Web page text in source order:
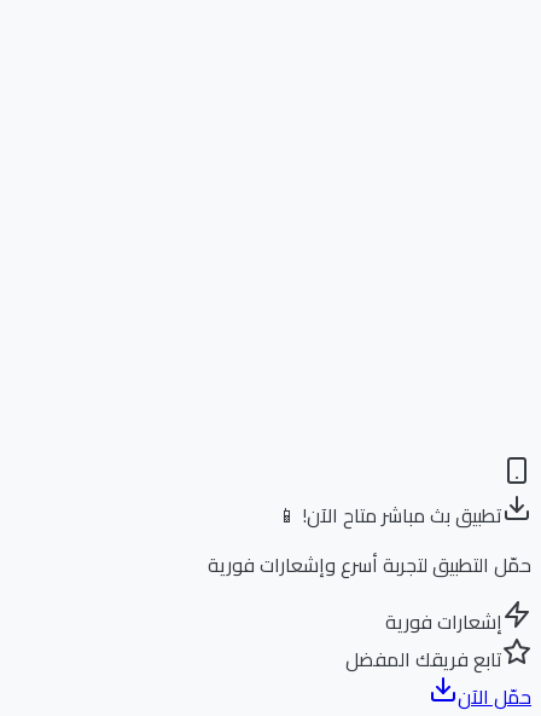
تطبيق بث مباشر متاح الآن! 📱
التطبيق لتجربة أسرع وإشعارات فورية
إشعارات فورية
تابع فريقك المفضل
الآن